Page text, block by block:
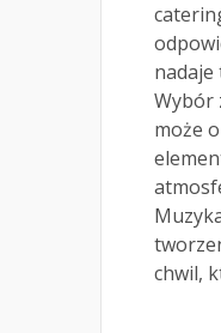
nadaje
Wybór
może
chwil,